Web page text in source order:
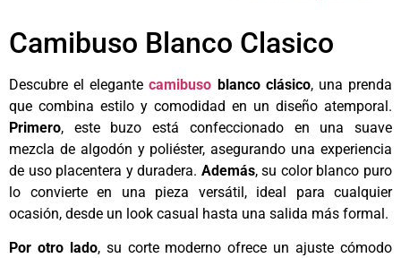
Camibuso Blanco Clasico
Descubre el elegantecamibuso blanco clásico, una prenda
que combina estilo y comodidad en un diseño atemporal.
Primero, este buzo está confeccionado en una suave
mezcla de algodón y poliéster, asegurando una experiencia
de uso placentera y duradera. Además, su color blanco puro
lo convierte en una pieza versátil, ideal para cualquier
ocasión, desde un look casual hasta una salida más formal.
Por otro lado, su corte moderno ofrece un ajuste cómodo